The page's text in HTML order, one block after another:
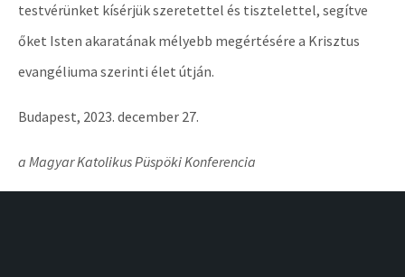
testvérünket kísérjük szeretettel és tisztelettel, segítve
őket Isten akaratának mélyebb megértésére a Krisztus
evangéliuma szerinti élet útján.
Budapest, 2023. december 27.
a Magyar Katolikus Püspöki Konferencia